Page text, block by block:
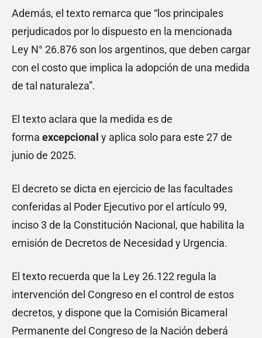
Además, el texto remarca que “los principales
perjudicados por lo dispuesto en la mencionada
Ley N° 26.876 son los argentinos, que deben cargar
con el costo que implica la adopción de una medida
de tal naturaleza”.
El texto aclara que la medida es de
forma excepcional y aplica solo para este 27 de
junio de 2025.
El decreto se dicta en ejercicio de las facultades
conferidas al Poder Ejecutivo por el artículo 99,
inciso 3 de la Constitución Nacional, que habilita la
emisión de Decretos de Necesidad y Urgencia.
El texto recuerda que la Ley 26.122 regula la
intervención del Congreso en el control de estos
decretos, y dispone que la Comisión Bicameral
Permanente del Congreso de la Nación deberá